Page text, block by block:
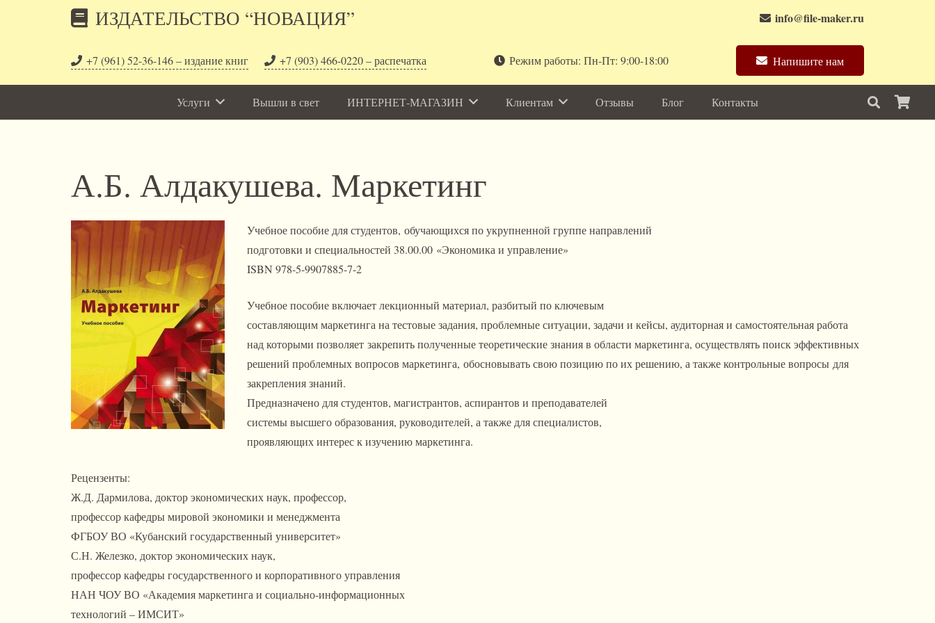
ИЗДАТЕЛЬСТВО “НОВАЦИЯ” info@file-maker.ru
+7 (961) 52-36-146 – издание книг +7 (903) 466-0220 – распечатка Режим работы: Пн-Пт: 9:00-18:00 Напишите нам
Услуги Вышли в свет ИНТЕРНЕТ-МАГАЗИН Клиентам Отзывы Блог Контакты
А.Б. Алдакушева. Маркетинг
Учебное пособие для студентов, обучающихся по укрупненной группе направлений
подготовки и специальностей 38.00.00 «Экономика и управление»
ISBN 978-5-9907885-7-2
Учебное пособие включает лекционный материал, разбитый по ключевым
составляющим маркетинга на тестовые задания, проблемные ситуации, задачи и кейсы, аудиторная и самостоятельная работа
над которыми позволяет закрепить полученные теоретические знания в области маркетинга, осуществлять поиск эффективных
решений проблемных вопросов маркетинга, обосновывать свою позицию по их решению, а также контрольные вопросы для
закрепления знаний.
Предназначено для студентов, магистрантов, аспирантов и преподавателей
системы высшего образования, руководителей, а также для специалистов,
проявляющих интерес к изучению маркетинга.
Рецензенты:
Ж.Д. Дармилова, доктор экономических наук, профессор,
профессор кафедры мировой экономики и менеджмента
ФГБОУ ВО «Кубанский государственный университет»
С.Н. Железко, доктор экономических наук,
профессор кафедры государственного и корпоративного управления
НАН ЧОУ ВО «Академия маркетинга и социально-информационных
технологий – ИМСИТ»